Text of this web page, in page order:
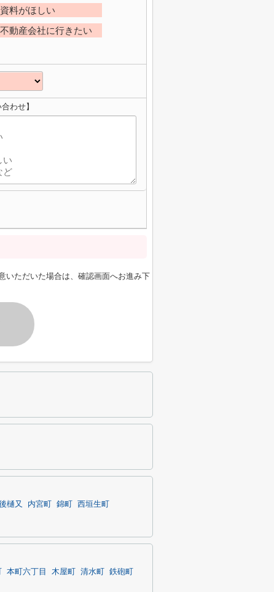
資料がほしい
不動産会社に行きたい
わせ】
いただいた場合は、確認画面へお進み下
樋又 内宮町 錦町
西垣生町
本町六丁目 木屋町 清水町
鉄砲町